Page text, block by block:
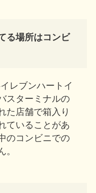
る場所はコンビ
レブンハートイ
スターミナルの
た店舗で箱入り
ていることがあ
のコンビニでの
。